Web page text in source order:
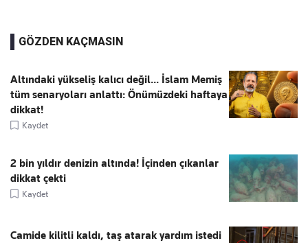
GÖZDEN KAÇMASIN
Altındaki yükseliş kalıcı değil... İslam Memiş
tüm senaryoları anlattı: Önümüzdeki haftaya
dikkat!
Kaydet
2 bin yıldır denizin altında! İçinden çıkanlar
dikkat çekti
Kaydet
Camide kilitli kaldı, taş atarak yardım istedi